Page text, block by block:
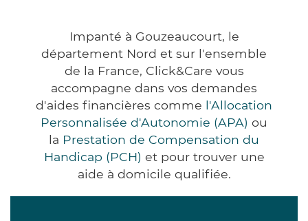
Impanté à Gouzeaucourt, le
département Nord et sur l'ensemble
de la France, Click&Care vous
accompagne dans vos demandes
d'aides financières comme l'Allocation
Personnalisée d'Autonomie (APA) ou
la Prestation de Compensation du
Handicap (PCH) et pour trouver une
aide à domicile qualifiée.